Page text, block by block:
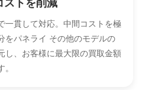
一貫して対応。中間コストを極
をパネライ その他のモデルの
し、お客様に最大限の買取金額